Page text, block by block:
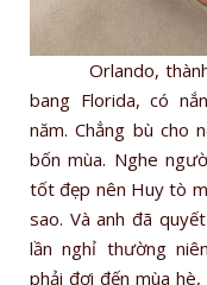
Orlando,
bang Florida, có
năm. Chẳng bù cho
bốn mùa. Nghe
tốt đẹp nên Huy tò
sao. Và anh đã
lần nghỉ thường
phải đợi đến mùa